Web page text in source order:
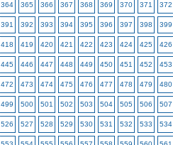
364 365 366 367 368 369 370 371 372
391 392 393 394 395 396 397 398 399
418 419 420 421 422 423 424 425 426
445 446 447 448 449 450 451 452 453
472 473 474 475 476 477 478 479 480
499 500 501 502 503 504 505 506 507
526 527 528 529 530 531 532 533 534